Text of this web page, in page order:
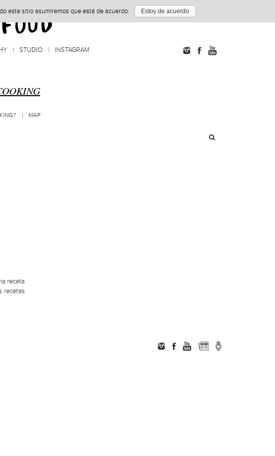
STUDIO INSTAGRAM
MAP
receta
recetas
este sitio asumiremos que está de acuerdo. Estoy de acuerdo